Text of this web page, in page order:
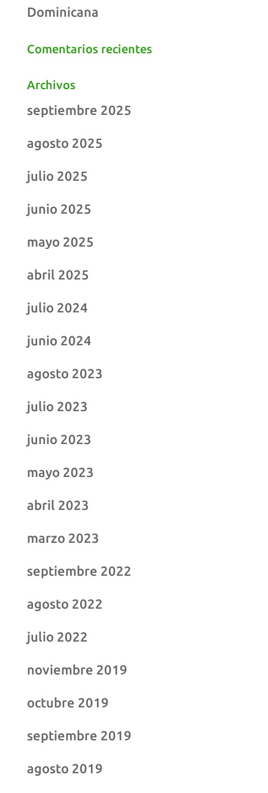
Dominicana
Comentarios recientes
Archivos
septiembre 2025
agosto 2025
julio 2025
junio 2025
mayo 2025
abril 2025
julio 2024
junio 2024
agosto 2023
julio 2023
junio 2023
mayo 2023
abril 2023
marzo 2023
septiembre 2022
agosto 2022
julio 2022
noviembre 2019
octubre 2019
septiembre 2019
agosto 2019